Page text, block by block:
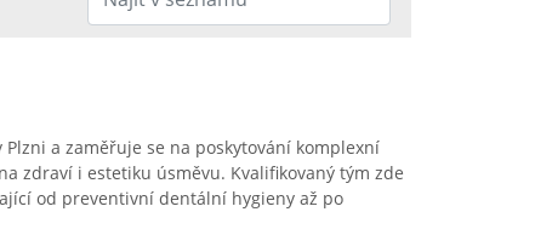
a zaměřuje se na poskytování komplexní
zdraví i estetiku úsměvu. Kvalifikovaný tým zde
od preventivní dentální hygieny až po